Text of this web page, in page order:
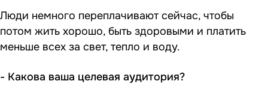
Люди немного переплачивают сейчас, чтобы
потом жить хорошо, быть здоровыми и платить
меньше всех за свет, тепло и воду.
- Какова ваша целевая аудитория?